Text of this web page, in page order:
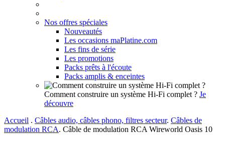
Nos offres spéciales
Nouveautés
Les occasions maPlatine.com
Les fins de série
Les promotions
Packs prêts à l'écoute
Packs amplis & enceintes
Comment construire un système Hi-Fi complet ? Je
découvre
Accueil . Câbles audio, câbles phono, filtres secteur. Câbles de
modulation RCA. Câble de modulation RCA Wireworld Oasis 10